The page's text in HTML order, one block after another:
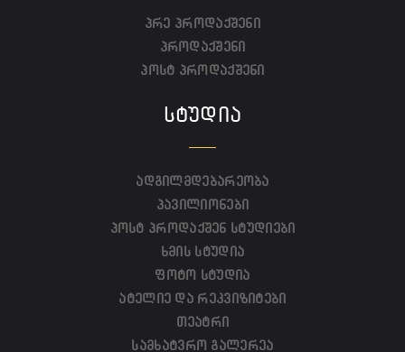
პრე პროდაქშენი
პროდაქშენი
პოსტ პროდაქშენი
ᲡᲢᲣᲓᲘᲐ
ადგილმდებარეობა
პავილიონები
პოსტ პროდაქშენ სტუდიები
ხმის სტუდია
ფოტო სტუდია
ატელიე და რეკვიზიტები
თეატრი
სამხატვრო გალერეა